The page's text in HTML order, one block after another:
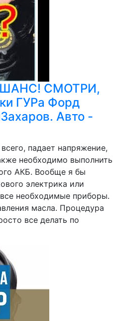
СМОТРИ,
ГУРа Форд
Авто -
падает напряжение,
необходимо выполнить
АКБ. Вообще я бы
электрика или
необходимые приборы.
масла. Процедура
все делать по